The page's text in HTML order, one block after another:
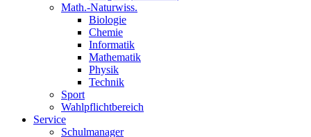
Math.-Naturwiss.
Biologie
Chemie
Informatik
Mathematik
Physik
Technik
Sport
Wahlpflichtbereich
Service
Schulmanager